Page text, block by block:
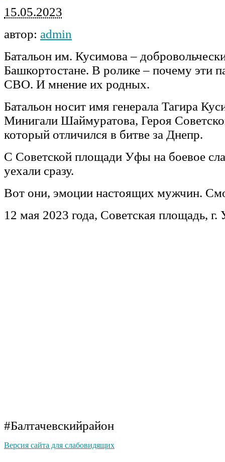
15.05.2023
автор: admin
Батальон им. Кусимова –
Башкортостане. В ролике – почему эти
СВО. И мнение их родных.
Батальон носит имя генерала Тагира
Минигали Шаймуратова, Героя
который отличился в битве за Днепр.
С Советской площади Уфы на боевое
уехали сразу.
Вот они, эмоции настоящих мужчин.
12 мая 2023 года, Советская площадь, г.
#Балтачевскийрайон
Версия сайта для слабовидящих